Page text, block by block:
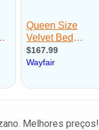
Melhores preços!